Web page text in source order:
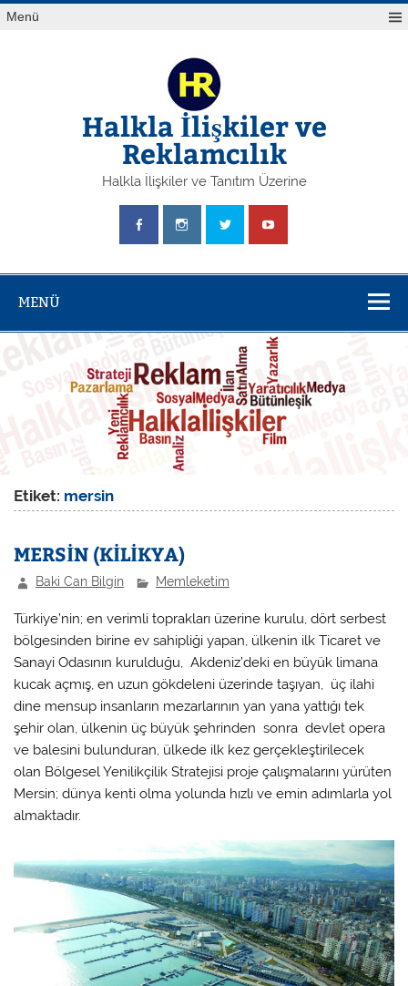
Skip
toMenü
Halkla İlişkiler ve
Reklamcılık
Halkla İlişkiler ve Tanıtım Üzerine
MENÜ
Etiket: mersin
MERSİN (KİLİKYA)
Baki Can Bilgin Memleketim
Türkiye’nin; en verimli toprakları üzerine kurulu, dört serbest
bölgesinden birine ev sahipliği yapan, ülkenin ilk Ticaret ve
Sanayi Odasının kurulduğu, Akdeniz’deki en büyük limana
kucak açmış, en uzun gökdeleni üzerinde taşıyan, üç ilahi
dine mensup insanların mezarlarının yan yana yattığı tek
şehir olan, ülkenin üç büyük şehrinden sonra devlet opera
ve balesini bulunduran, ülkede ilk kez gerçekleştirilecek
olan Bölgesel Yenilikçilik Stratejisi proje çalışmalarını yürüten
Mersin; dünya kenti olma yolunda hızlı ve emin adımlarla yol
almaktadır.